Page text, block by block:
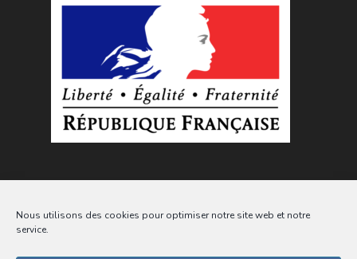
Nous utilisons des cookies pour optimiser notre site web et notre
service.